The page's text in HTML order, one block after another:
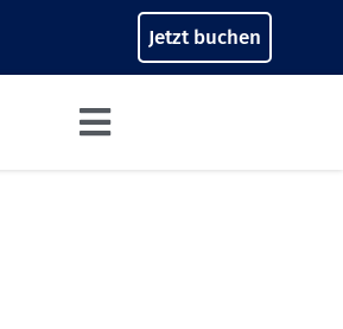
Jetzt buchen